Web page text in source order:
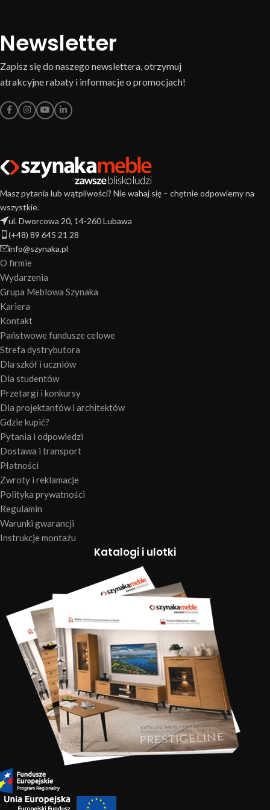
Newsletter
Zapisz się do naszego newslettera, otrzymuj
atrakcyjne rabaty i informacje o promocjach!
Masz pytania lub wątpliwości? Nie wahaj się – chętnie odpowiemy na
wszystkie.
ul. Dworcowa 20, 14-260 Lubawa
(+48) 89 645 21 28
info@szynaka.pl
O firmie
Wydarzenia
Grupa Meblowa Szynaka
Kariera
Kontakt
Państwowe fundusze celowe
Strefa dystrybutora
Dla szkół i uczniów
Dla studentów
Przetargi i konkursy
Dla projektantów i architektów
Gdzie kupić?
Pytania i odpowiedzi
Dostawa i transport
Płatności
Zwroty i reklamacje
Polityka prywatności
Regulamin
Warunki gwarancji
Instrukcje montażu
Katalogi i ulotki